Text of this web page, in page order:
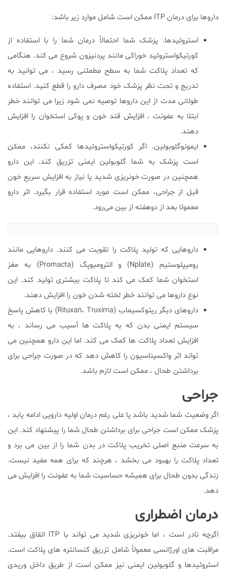
داروها برای درمان ITP ممکن است شامل موارد زیر باشد:
استروئیدها. پزشک شما احتمالاً درمان شما را با استفاده از
کورتیکواستروئید خوراکی مانند پردنیزون شروع می کند. هنگامی
که تعداد پلاکت شما به سطح مطمئنی رسید ، می توانید به
تدریج و تحت نظر پزشک خود مصرف دارو را قطع کنید. استفاده
طولانی مدت از این داروها توصیه نمی شود زیرا می توانند خطر
ابتلا به عفونت ، افزایش قند خون و پوکی استخوان را افزایش
دهند.
ایمونوگلوبولین. اگر کورتیکواستروئیدها کمکی نکنند، ممکن
است پزشک به شما گلوبولین ایمنی تزریق کند. این دارو
همچنین در صورت خونریزی شدید یا نیاز به افزایش سریع خون
قبل از جراحی، ممکن است مورد استفاده قرار بگیرد. اثر دارو
معمولا بعد از دوهفته از بین می‌رود.
داروهایی که تولید پلاکت را تقویت می کنند. داروهایی مانند
رومیپلوستیم (Nplate) و الترومبوپگ (Promacta) به مغز
استخوان شما کمک می کند تا پلاکت بیشتری تولید کند. این
نوع داروها می توانند خطر لخته شدن خون را افزایش دهند.
داروهای دیگر ریتوکسیماب (Rituxan، Truxima) با کاهش پاسخ
سیستم ایمنی بدن که به پلاکت ها آسیب می رساند ، به
افزایش تعداد پلاکت ها کمک می کند. اما این دارو همچنین می
تواند اثر واکسیناسیون را کاهش دهد که در صورت جراحی برای
برداشتن طحال ، ممکن است لازم باشد.
جراحی
اگر وضعیت شما شدید باشد یا علی رغم درمان اولیه دارویی ادامه یابد ،
پزشک ممکن است جراحی برای برداشتن طحال شما را پیشنهاد کند. این
به سرعت منبع اصلی تخریب پلاکت در بدن شما را از بین می برد و
تعداد پلاکت را بهبود می بخشد ، هرچند که برای همه مفید نیست.
زندگی بدون طحال برای همیشه حساسیت شما به عفونت را افزایش می
دهد.
درمان اضطراری
اگرچه نادر است ، اما خونریزی شدید می تواند با ITP اتفاق بیفتد.
مراقبت های اورژانسی معمولاً شامل تزریق کنسانتره های پلاکت است.
استروئیدها و گلوبولین ایمنی نیز ممکن است از طریق داخل وریدی